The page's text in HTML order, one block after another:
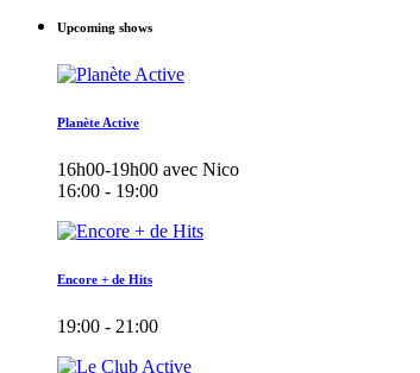
Upcoming shows
Planète Active
16h00-19h00 avec Nico
16:00 - 19:00
Encore + de Hits
19:00 - 21:00